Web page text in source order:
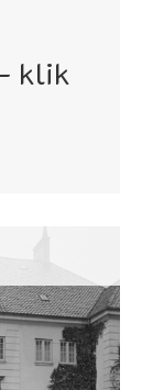
klik